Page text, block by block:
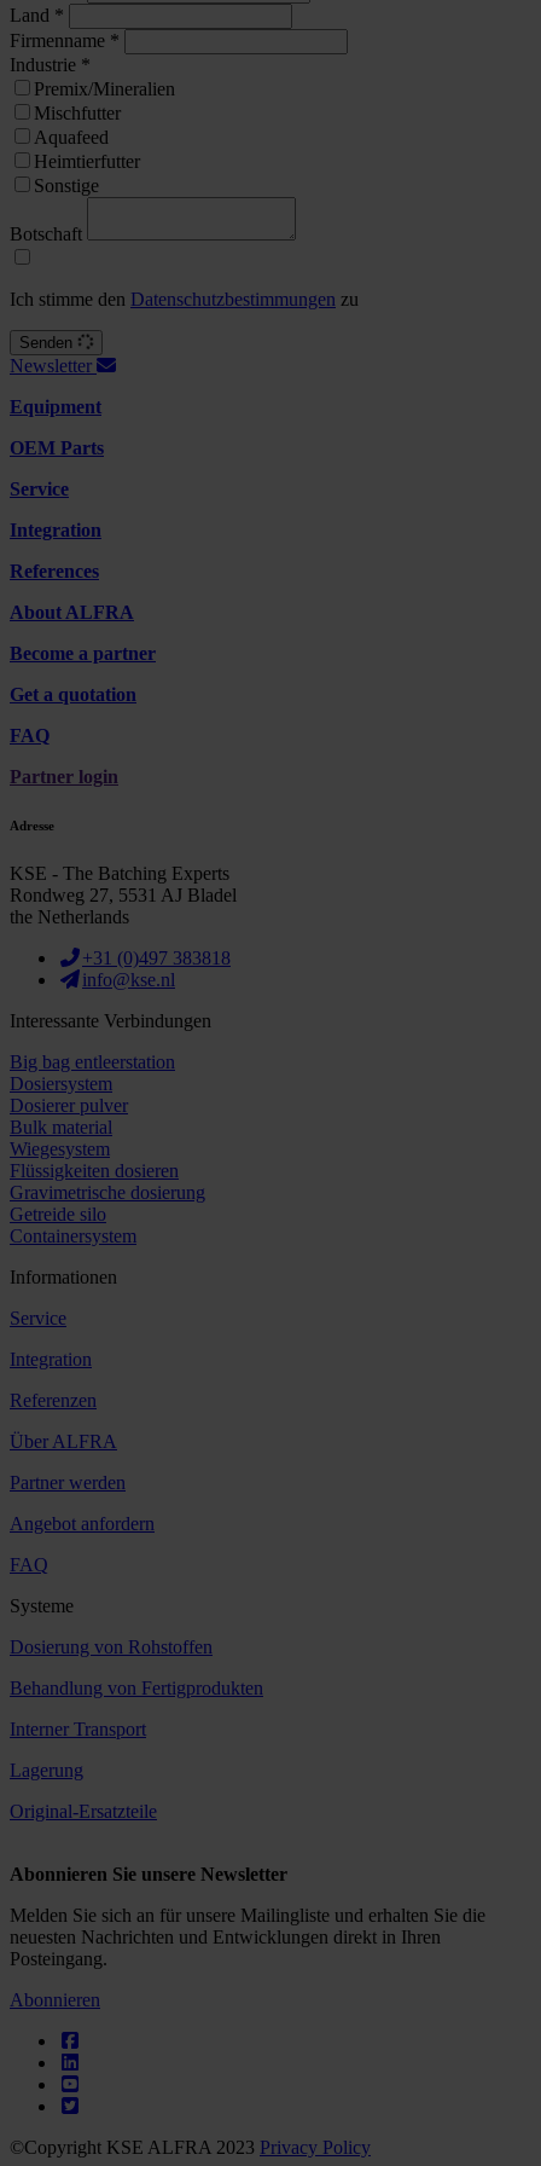
Land *
Firmenname *
Industrie *
Premix/Mineralien
Mischfutter
Aquafeed
Heimtierfutter
Sonstige
Botschaft
Ich stimme den Datenschutzbestimmungen zu
Senden
Newsletter
Equipment
OEM Parts
Service
Integration
References
About ALFRA
Become a partner
Get a quotation
FAQ
Partner login
Adresse
KSE - The Batching Experts
Rondweg 27, 5531 AJ Bladel
the Netherlands
+31 (0)497 383818
info@kse.nl
Interessante Verbindungen
Big bag entleerstation
Dosiersystem
Dosierer pulver
Bulk material
Wiegesystem
Flüssigkeiten dosieren
Gravimetrische dosierung
Getreide silo
Containersystem
Informationen
Service
Integration
Referenzen
Über ALFRA
Partner werden
Angebot anfordern
FAQ
Systeme
Dosierung von Rohstoffen
Behandlung von Fertigprodukten
Interner Transport
Lagerung
Original-Ersatzteile
Abonnieren Sie unsere Newsletter
Melden Sie sich an für unsere Mailingliste und erhalten Sie die
neuesten Nachrichten und Entwicklungen direkt in Ihren
Posteingang.
Abonnieren
©Copyright KSE ALFRA 2023 Privacy Policy